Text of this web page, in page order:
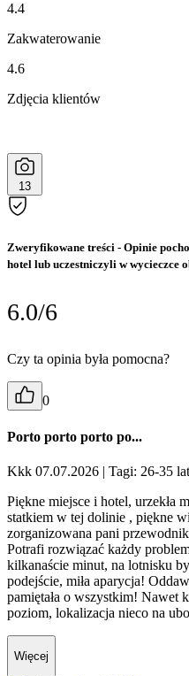
4.4
Zakwaterowanie
4.6
Zdjęcia klientów
13
Zweryfikowane treści - Opinie
hotel lub uczestniczyli w wycieczce
6.0/6
Czy ta opinia była pomocna?
0
Porto porto porto po...
Kkk 07.07.2026 | Tagi: 26-35
Piękne miejsce i hotel, urzekła
statkiem w tej dolinie , piękne
zorganizowana pani
Potrafi rozwiązać każdy
kilkanaście minut, na lotnisku
podejście, miła aparycja!
pamiętała o wszystkim! Nawet
poziom, lokalizacja nieco na
Więcej